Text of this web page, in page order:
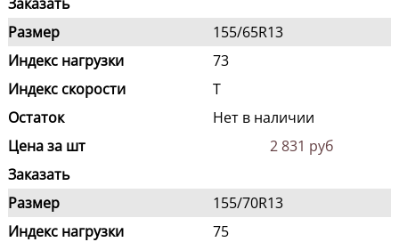
Размер
155/65R13
Индекс нагрузки
73
Индекс скорости
T
Остаток
Нет в наличии
Цена за шт
2 831 руб
Заказать
Размер
155/70R13
Индекс нагрузки
75